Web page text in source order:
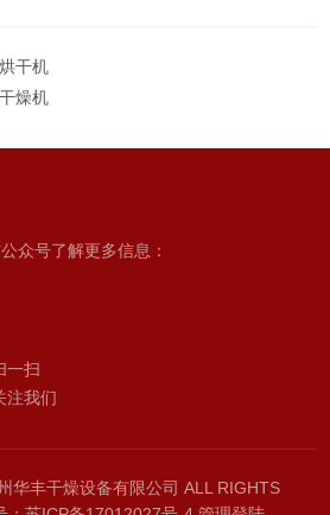
干机
燥机
众号了解更多信息：
一扫
注我们
华丰干燥设备有限公司 ALL RIGHTS